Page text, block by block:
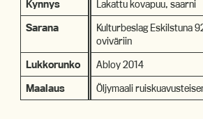
Kynnys
Lakattu kovapuu, saarni
Sarana
Kulturbeslag Eskilstuna
oviväriin
Lukkorunko
Abloy 2014
Maalaus
Öljymaali